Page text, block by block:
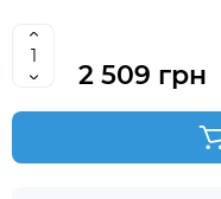
2 509 грн